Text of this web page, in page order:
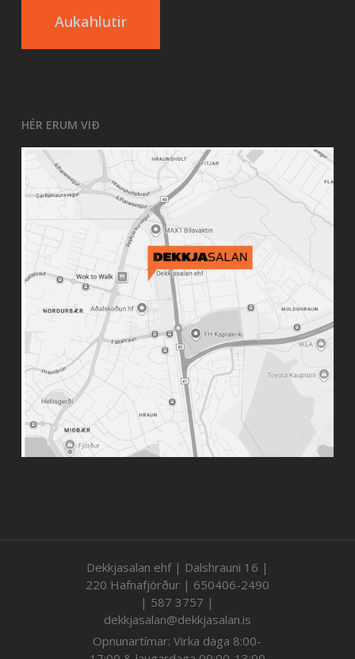
Aukahlutir
HÉR ERUM VIÐ
Dekkjasalan ehf | Dalshrauni 16 |
220 Hafnafjörður | 650406-2490
| 587 3757 |
dekkjasalan@dekkjasalan.is
Opnunartímar: Virka daga 8:00-